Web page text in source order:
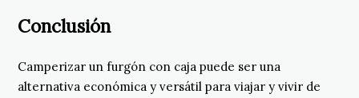
Conclusión
Camperizar un furgón con caja puede ser una
alternativa económica y versátil para viajar y vivir de